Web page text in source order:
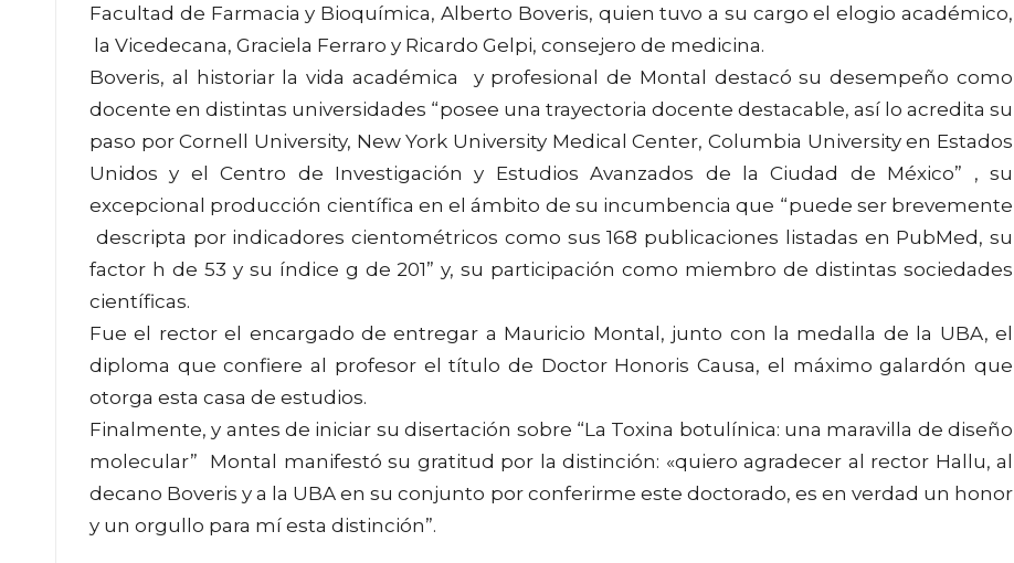
Facultad de Farmacia y Bioquímica, Alberto Boveris, quien tuvo a su cargo el elogio académico,
la Vicedecana, Graciela Ferraro y Ricardo Gelpi, consejero de medicina.
Boveris, al historiar la vida académica y profesional de Montal destacó su desempeño como
docente en distintas universidades “posee una trayectoria docente destacable, así lo acredita su
paso por Cornell University, New York University Medical Center, Columbia University en Estados
Unidos y el Centro de Investigación y Estudios Avanzados de la Ciudad de México” , su
excepcional producción científica en el ámbito de su incumbencia que “puede ser brevemente
descripta por indicadores cientométricos como sus 168 publicaciones listadas en PubMed, su
factor h de 53 y su índice g de 201” y, su participación como miembro de distintas sociedades
científicas.
Fue el rector el encargado de entregar a Mauricio Montal, junto con la medalla de la UBA, el
diploma que confiere al profesor el título de Doctor Honoris Causa, el máximo galardón que
otorga esta casa de estudios.
Finalmente, y antes de iniciar su disertación sobre “La Toxina botulínica: una maravilla de diseño
molecular” Montal manifestó su gratitud por la distinción: «quiero agradecer al rector Hallu, al
decano Boveris y a la UBA en su conjunto por conferirme este doctorado, es en verdad un honor
y un orgullo para mí esta distinción”.